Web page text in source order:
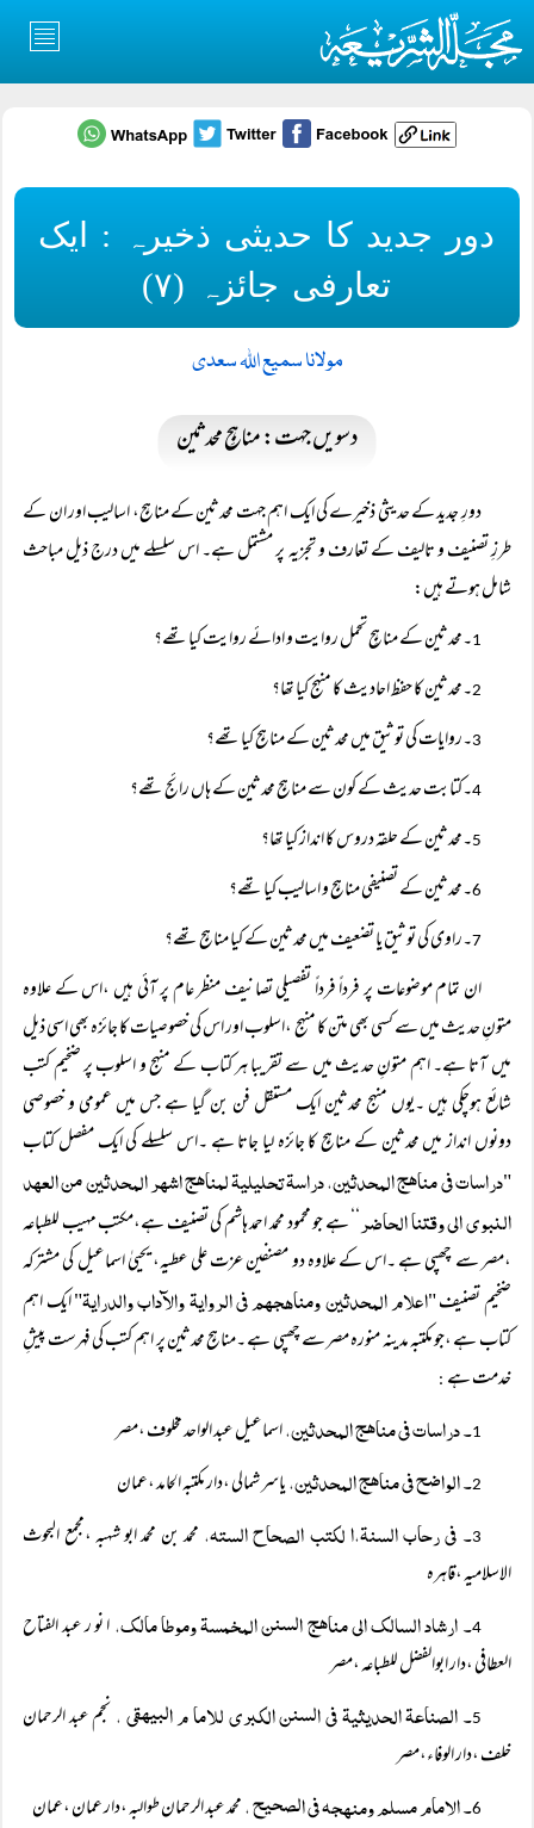
دور جدید کا حدیثی ذخیرہ : ایک
تعارفی جائزہ (۷)
مولانا سمیع اللہ سعدی
دسویں جہت: مناہجِ محدثین
دورِ جدید کے حدیثی ذخیرے کی ایک اہم جہت محدثین کے مناہج، اسالیب اور ان کے
طرزِ تصنیف و تالیف کے تعارف و تجزیہ پر مشتمل ہے۔ اس سلسلے میں درج ذیل مباحث
شامل ہوتے ہیں:
1۔محدثین کے مناہجِ تحمل روایت و ادائے روایت کیا تھے؟
2۔محدثین کا حفظ احادیث کا منہج کیا تھا؟
3۔روایات کی توثیق میں محدثین کے مناہج کیا تھے؟
4۔کتابت حدیث کے کون سے مناہج محدثین کے ہاں رائج تھے؟
5۔محدثین کے حلقہ دروس کا انداز کیا تھا؟
6۔محدثین کے تصنیفی مناہج و اسالیب کیا تھے؟
7۔راوی کی توثیق یا تضعیف میں محدثین کے کیا مناہج تھے؟
ان تمام موضوعات پر فرداً فرداً تفصیلی تصانیف منظر عام پر آئی ہیں ،اس کے علاوہ
متونِ حدیث میں سے کسی بھی متن کا منہج ،اسلوب اور اس کی خصوصیات کا جائزہ بھی اسی ذیل
میں آتا ہے۔ اہم متونِ حدیث میں سے تقریبا ہر کتاب کے منہج و اسلوب پر ضخیم کتب
شائع ہوچکی ہیں ۔یوں منہج محدثین ایک مستقل فن بن گیا ہے جس میں عمومی و خصوصی
دونوں انداز میں محدثین کے مناہج کا جائزہ لیا جاتا ہے ۔اس سلسلے کی ایک مفصل کتاب
"دراسات فی مناھج المحدثین، دراسۃ تحلیلیۃ لمناھج اشھر المحدثین من العھد
النبوی الی وقتنا الحاضر‘‘ ہے جو محمود محمد احمد ہاشم کی تصنیف ہے،مکتب مہیب للطباعہ
،مصر سے چھپی ہے ۔اس کے علاوہ دو مصنفین عزت علی عطیہ، یحییٰ اسماعیل کی مشترکہ
ضخیم تصنیف "اعلام المحدثین ومناھجھم فی الروایۃ والآداب والدرایۃ" ایک اہم
کتاب ہے ،جو مکتبہ مدینہ منورہ مصر سے چھپی ہے ۔مناہج محدثین پر اہم کتب کی فہرست پیشِ
خدمت ہے :
1۔ دراسات فی مناھج المحدثین،اسماعیل عبد الواحد مخلوف ،مصر
2۔ الواضح فی مناھج المحدثین،یاسر شمالی ،دار مکتبہ الحامد ،عمان
3۔ فی رحاب السنۃ،ا لکتب الصحاح الستہ، محمد بن محمد ابو شہبہ ،مجمع البحوث
الاسلامیہ ،قاہرہ
4۔ ارشاد السالک الی مناھج السنن المخمسۃ وموطا مالک،ا نو ر عبد الفتاح
العطافی ،دار ابوالفضل للطباعہ ،مصر
5۔ الصناعۃ الحدیثیۃ فی السنن الکبری للاما م البیھقی ، نجم عبد الرحمان
خلف ،دار الوفاء،مصر
6۔ الامام مسلم ومنھجہ فی الصحیح ،محمد عبد الرحمان طوالبہ ،دار عمان ،عمان